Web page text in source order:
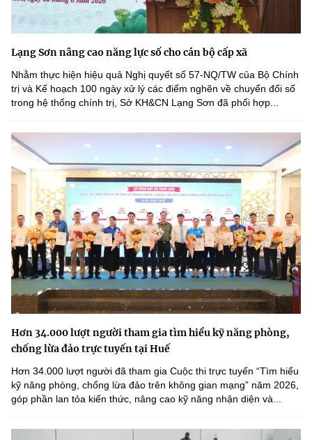
Lạng Sơn nâng cao năng lực số cho cán bộ cấp xã
Nhằm thực hiện hiệu quả Nghị quyết số 57-NQ/TW của Bộ Chính
trị và Kế hoạch 100 ngày xử lý các điểm nghẽn về chuyển đổi số
trong hệ thống chính trị, Sở KH&CN Lạng Sơn đã phối hợp...
Hơn 34.000 lượt người tham gia tìm hiểu kỹ năng phòng,
chống lừa đảo trực tuyến tại Huế
Hơn 34.000 lượt người đã tham gia Cuộc thi trực tuyến “Tìm hiểu
kỹ năng phòng, chống lừa đảo trên không gian mạng” năm 2026,
góp phần lan tỏa kiến thức, nâng cao kỹ năng nhận diện và...